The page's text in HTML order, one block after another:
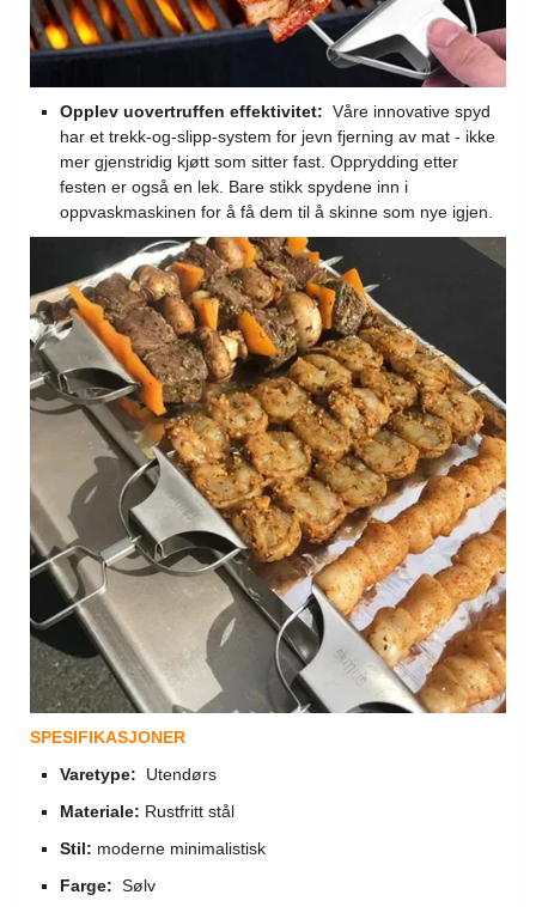
Opplev uovertruffen effektivitet: Våre innovative spyd
har et trekk-og-slipp-system for jevn fjerning av mat - ikke
mer gjenstridig kjøtt som sitter fast. Opprydding etter
festen er også en lek. Bare stikk spydene inn i
oppvaskmaskinen for å få dem til å skinne som nye igjen.
SPESIFIKASJONER
Varetype:
Utendørs
Materiale: Rustfritt stål
Stil: moderne minimalistisk
Farge: Sølv